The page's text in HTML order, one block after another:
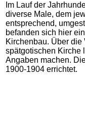
Im Lauf der
diverse Male, dem
entsprechend,
befanden sich hier
Kirchenbau. Über die
spätgotischen Kirche
Angaben machen.
1900-1904 errichtet.